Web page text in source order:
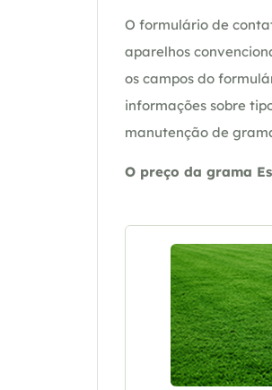
O formulário de
aparelhos
os campos do
informações sobre
manutenção de
O preço da grama